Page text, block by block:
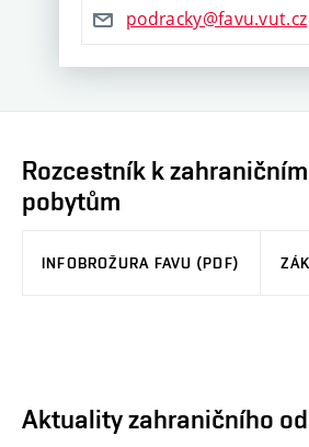
podracky@favu.vut.cz
Rozcestník k
pobytům
INFOBROŽURA FAVU (PDF)
Aktuality zahraničního